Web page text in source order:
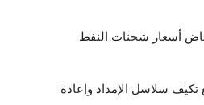
أسعار شحنات النفط
سلاسل الإمداد وإعادة